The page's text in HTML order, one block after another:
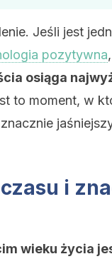
Jeśli jest
pozytywna
osiąga
to moment, w
i
wieku życia